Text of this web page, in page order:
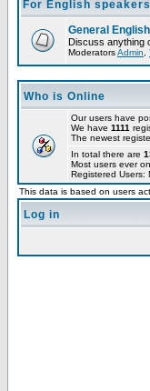
For English speakers
General
Discuss anything
ModeratorsAdmin
Who is Online
Our users have
We have 1111
The newest
In total there are
Most users ever
Registered Users:
This data is based on users
Log in